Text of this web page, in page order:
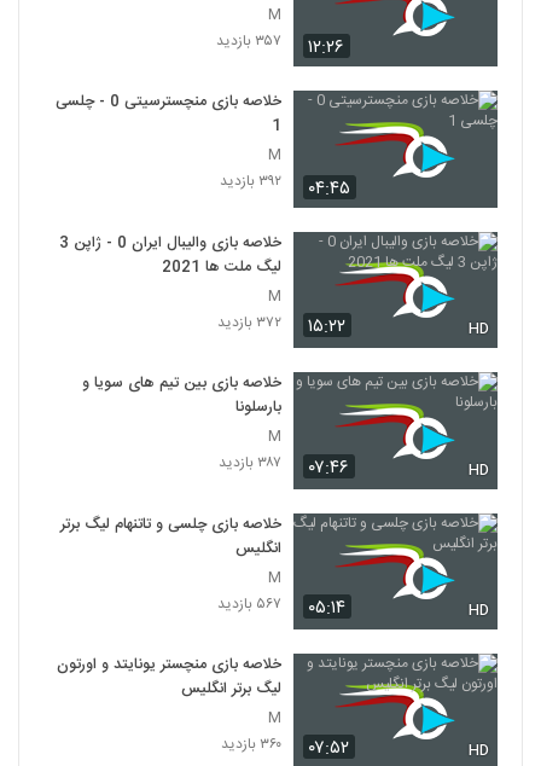
۱۲:۲۶
M
۳۵۷ بازدید
۰۴:۴۵
خلاصه بازی منچسترسیتی 0 - چلسی
1
M
۳۹۲ بازدید
۱۵:۲۲ HD
خلاصه بازی والیبال ایران 0 - ژاپن 3
لیگ ملت ها 2021
M
۳۷۲ بازدید
۰۷:۴۶ HD
خلاصه بازی بین تیم های سویا و
بارسلونا
M
۳۸۷ بازدید
۰۵:۱۴ HD
خلاصه بازی چلسی و تاتنهام لیگ برتر
انگلیس
M
۵۶۷ بازدید
۰۷:۵۲ HD
خلاصه بازی منچستر یونایتد و اورتون
لیگ برتر انگلیس
M
۳۶۰ بازدید